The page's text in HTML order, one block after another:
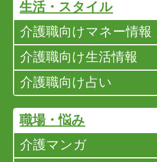
生活・スタイル
介護職向けマネー情報
介護職向け生活情報
介護職向け占い
職場・悩み
介護マンガ